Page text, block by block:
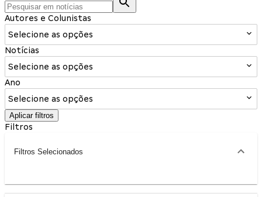
Autores e Colunistas
Selecione as opções
Notícias
Selecione as opções
Ano
Selecione as opções
Aplicar filtros
Filtros
Filtros Selecionados